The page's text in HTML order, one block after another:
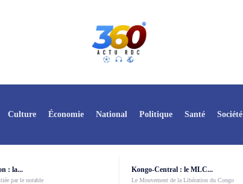
Culture Économie National Politique Santé Société
: la...
par le notable
Kongo-Central : le MLC...
Le Mouvement de la Libération du Congo